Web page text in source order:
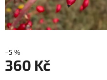
–5 %
360 Kč